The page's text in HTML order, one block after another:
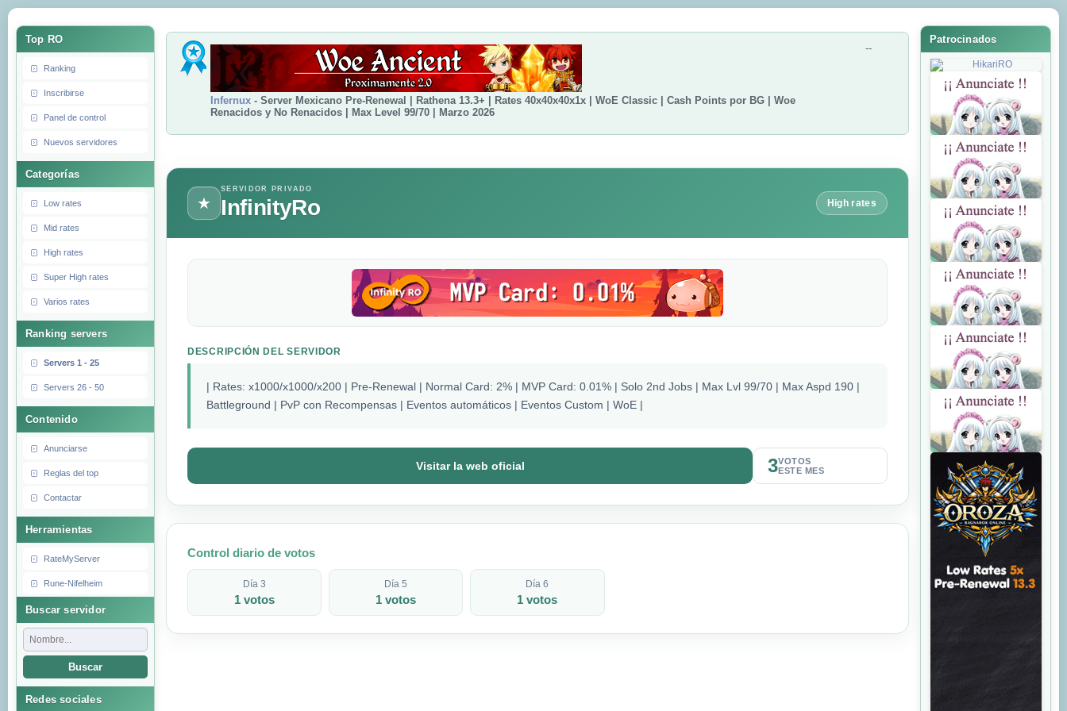
Top RO
Ranking
Inscribirse
Panel de control
Nuevos servidores
Categorías
Low rates
Mid rates
High rates
Super High rates
Varios rates
Ranking servers
Servers 1 - 25
Servers 26 - 50
Contenido
Anunciarse
Reglas del top
Contactar
Herramientas
RateMyServer
Rune-Nifelheim
Buscar servidor
Buscar
Redes sociales
Infernux - Server Mexicano Pre-Renewal | Rathena 13.3+ | Rates 40x40x40x1x | WoE Classic | Cash Points por BG | Woe
Renacidos y No Renacidos | Max Level 99/70 | Marzo 2026
--
★
SERVIDOR PRIVADO
InfinityRo High rates
DESCRIPCIÓN DEL SERVIDOR
| Rates: x1000/x1000/x200 | Pre-Renewal | Normal Card: 2% | MVP Card: 0.01% | Solo 2nd Jobs | Max Lvl 99/70 | Max Aspd 190 |
Battleground | PvP con Recompensas | Eventos automáticos | Eventos Custom | WoE |
Visitar la web oficial 3VOTOS
ESTE MES
Control diario de votos
Día 3
1 votos
Día 5
1 votos
Día 6
1 votos
Patrocinados